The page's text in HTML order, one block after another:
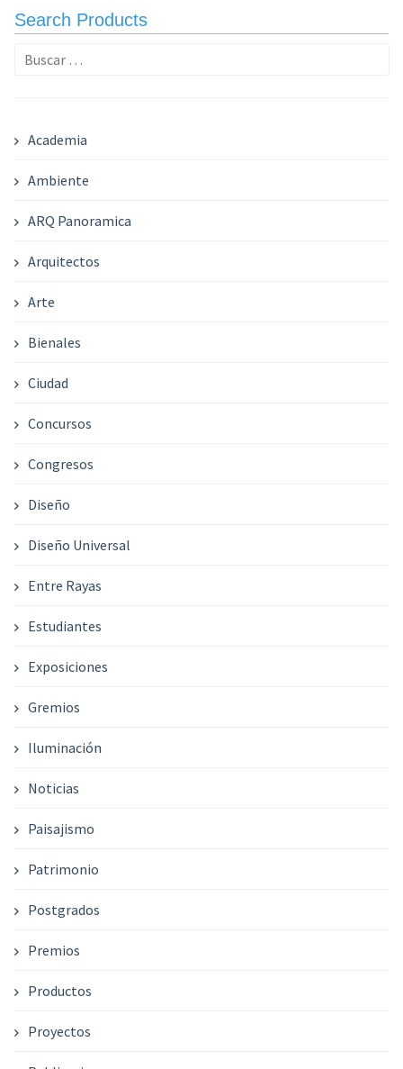
Search Products
Buscar:
Academia
Ambiente
ARQ Panoramica
Arquitectos
Arte
Bienales
Ciudad
Concursos
Congresos
Diseño
Diseño Universal
Entre Rayas
Estudiantes
Exposiciones
Gremios
Iluminación
Noticias
Paisajismo
Patrimonio
Postgrados
Premios
Productos
Proyectos